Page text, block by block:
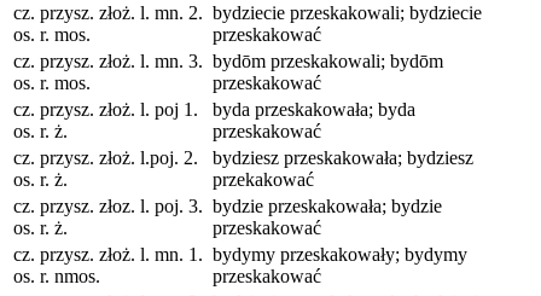
cz. przysz. złoż. l. mn. 2.
os. r. mos.
bydziecie przeskakowali; bydziecie
przeskakować
cz. przysz. złoż. l. mn. 3.
os. r. mos.
bydōm przeskakowali; bydōm
przeskakować
cz. przysz. złoż. l. poj 1.
os. r. ż.
byda przeskakowała; byda
przeskakować
cz. przysz. złoż. l.poj. 2.
os. r. ż.
bydziesz przeskakowała; bydziesz
przekakować
cz. przysz. złoz. l. poj. 3.
os. r. ż.
bydzie przeskakowała; bydzie
przeskakować
cz. przysz. złoż. l. mn. 1.
os. r. nmos.
bydymy przeskakowały; bydymy
przeskakować